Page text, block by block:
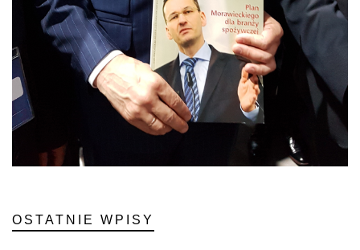
OSTATNIE WPISY